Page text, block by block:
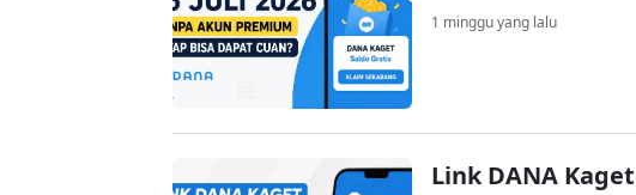
1 minggu yang lalu
Link DANA